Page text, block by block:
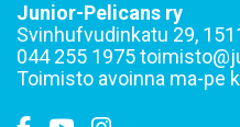
Junior-Pelicans ry
Svinhufvudinkatu 29,
044 255 1975
Toimisto avoinna ma-pe